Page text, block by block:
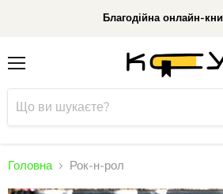
Благодійна онлайн-
Головна Рок-н-рол